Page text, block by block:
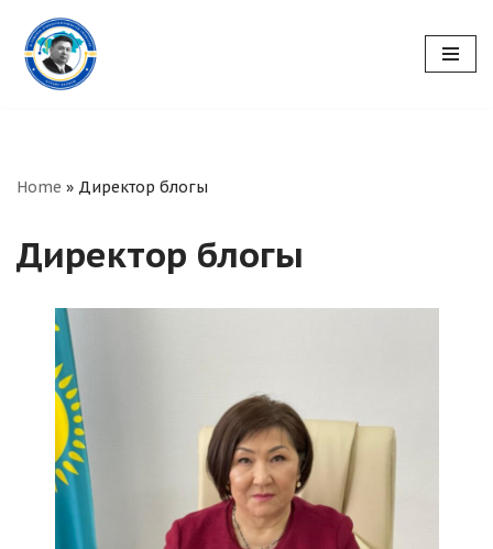
Skip
to
Home » Директор блогы
Директор блогы